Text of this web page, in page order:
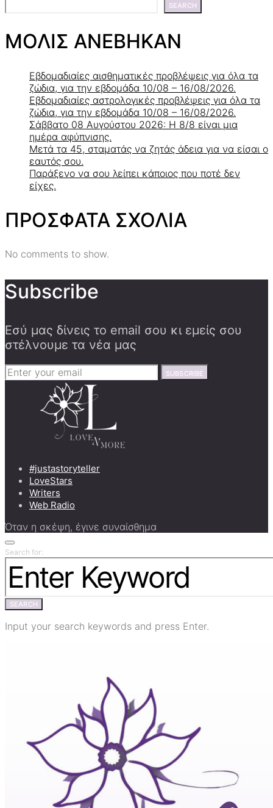
SEARCH
ΜΟΛΙΣ ΑΝΕΒΗΚΑΝ
Εβδομαδιαίες αισθηματικές προβλέψεις για όλα τα
ζώδια, για την εβδομάδα 10/08 – 16/08/2026.
Εβδομαδιαίες αστρολογικές προβλέψεις για όλα τα
ζώδια, για την εβδομάδα 10/08 – 16/08/2026.
Σάββατο 08 Αυγούστου 2026: Η 8/8 είναι μια
ημέρα αφύπνισης.
Μετά τα 45, σταματάς να ζητάς άδεια για να είσαι ο
εαυτός σου.
Παράξενο να σου λείπει κάποιος που ποτέ δεν
είχες.
ΠΡΟΣΦΑΤΑ ΣΧΟΛΙΑ
No comments to show.
Subscribe
Εσύ μας δίνεις το email σου κι εμείς σου
στέλνουμε τα νέα μας
SUBSCRIBE
#justastoryteller
LoveStars
Writers
Web Radio
Όταν η σκέψη, έγινε συναίσθημα
Search for:
SEARCH
Input your search keywords and press Enter.